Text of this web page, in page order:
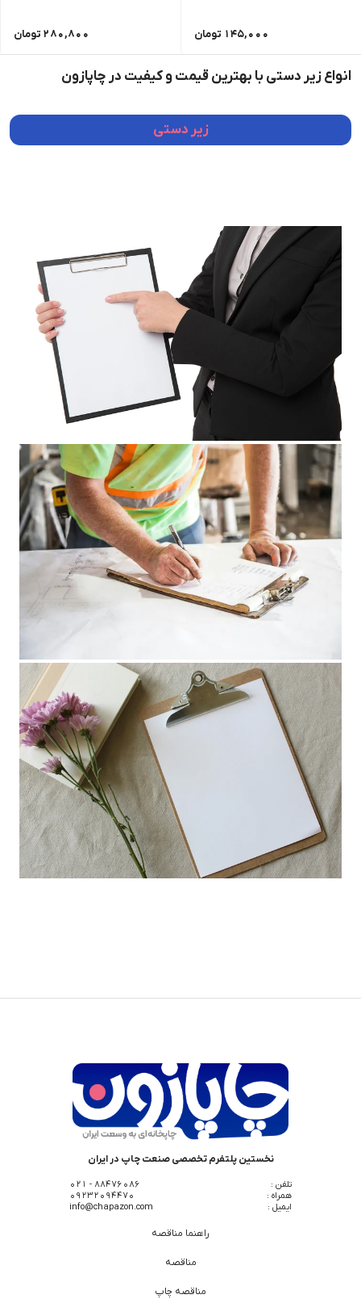
145,000 تومان 280,800 تومان
انواع زیر دستی با بهترین قیمت و کیفیت در چاپازون
زیر دستی
نخستین پلتفرم تخصصی صنعت چاپ در ایران
تلفن :
88476086 - 021
همراه :
09232094470
ایمیل :
info@chapazon.com
راهنما مناقصه
مناقصه
مناقصه چاپ